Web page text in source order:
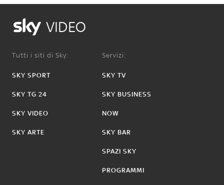
VIDEO
Tutti i siti di Sky:
SKY SPORT
SKY TG 24
SKY VIDEO
SKY ARTE
Servizi:
SKY TV
SKY BUSINESS
NOW
SKY BAR
SPAZI SKY
PROGRAMMI